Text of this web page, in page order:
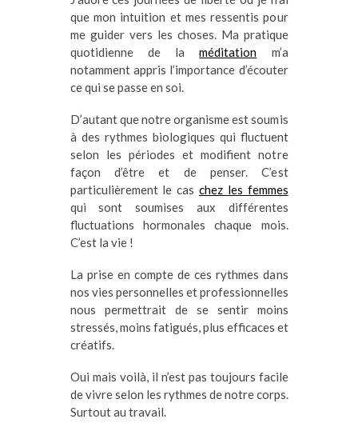
que mon intuition et mes ressentis pour
me guider vers les choses. Ma pratique
quotidienne de laméditation m’a
notamment appris l’importance d’écouter
ce qui se passe en soi.
D’autant que notre organisme est soumis
à des rythmes biologiques qui fluctuent
selon les périodes et modifient notre
façon d’être et de penser. C’est
particulièrement le cas chez les femmes
qui sont soumises aux différentes
fluctuations hormonales chaque mois.
C’est la vie !
La prise en compte de ces rythmes dans
nos vies personnelles et professionnelles
nous permettrait de se sentir moins
stressés, moins fatigués, plus efficaces et
créatifs.
Oui mais voilà, il n’est pas toujours facile
de vivre selon les rythmes de notre corps.
Surtout au travail.